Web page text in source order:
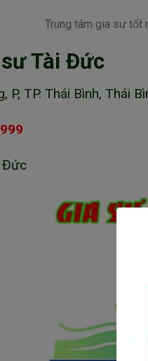
Trung tâm gia sư tốt
Tài Đức
TP. Thái Bình, Thái
Đức